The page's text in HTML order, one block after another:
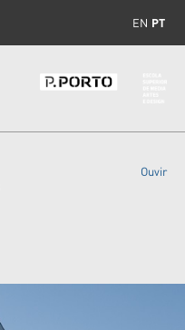
EN PT
Ouvir